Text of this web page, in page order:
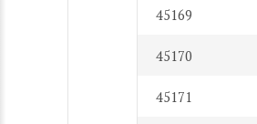
45169
45170
45171